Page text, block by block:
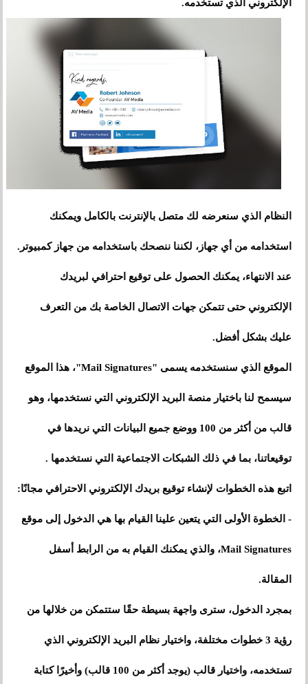
الإلكتروني الذي تستخدمه.
النظام الذي سنعرضه لك متصل بالإنترنت بالكامل ويمكنك
استخدامه من أي جهاز، لكننا ننصحك باستخدامه من جهاز كمبيوتر.
عند الانتهاء، يمكنك الحصول على توقيع احترافي لبريدك
الإلكتروني حتى تتمكن جهات الاتصال الخاصة بك من التعرف
عليك بشكل أفضل.
الموقع الذي سنستخدمه يسمى "Mail Signatures"، هذا الموقع
سيسمح لنا باختيار منصة البريد الإلكتروني التي نستخدمها، وهو
قالب من أكثر من 100 ووضع جميع البيانات التي نريدها في
توقيعاتنا، بما في ذلك الشبكات الاجتماعية التي نستخدمها .
اتبع هذه الخطوات لإنشاء توقيع بريدك الإلكتروني الاحترافي مجانًا:
- الخطوة الأولى التي يتعين علينا القيام بها هي الدخول إلى موقع
Mail Signatures، والذي يمكنك القيام به من الرابط أسفل
المقالة.
بمجرد الدخول، سترى واجهة بسيطة حقًا ستتمكن من خلالها من
رؤية 3 خطوات مختلفة، واختيار نظام البريد الإلكتروني الذي
تستخدمه، واختيار قالب (يوجد أكثر من 100 قالب) وأخيرًا كتابة